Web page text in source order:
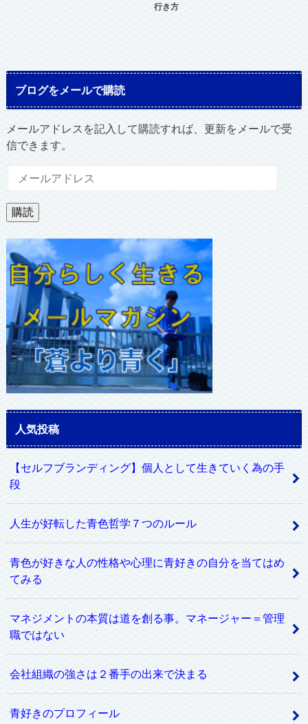
行き方
ブログをメールで購読
メールアドレスを記入して購読すれば、更新をメールで受
信できます。
ル
ア
ド
レ
ス
購読
人気投稿
【セルフブランディング】個人として生きていく為の手
段
人生が好転した青色哲学７つのルール
青色が好きな人の性格や心理に青好きの自分を当てはめ
てみる
マネジメントの本質は道を創る事。マネージャー＝管理
職ではない
会社組織の強さは２番手の出来で決まる
青好きのプロフィール